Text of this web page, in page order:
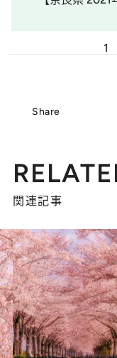
1
Share
関連記事